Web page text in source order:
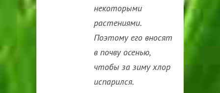
некоторыми
растениями.
Поэтому его вносят
в почву осенью,
чтобы за зиму хлор
испарился.